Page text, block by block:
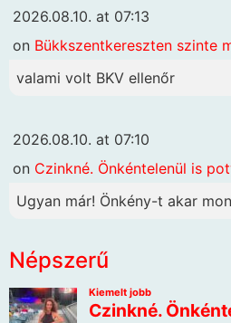
2026.08.10. at 07:13
on Bükkszentkereszten szinte
valami volt BKV ellenőr
2026.08.10. at 07:10
on Czinkné. Önkéntelenül is
Ugyan már! Önkény-t akar
Népszerű